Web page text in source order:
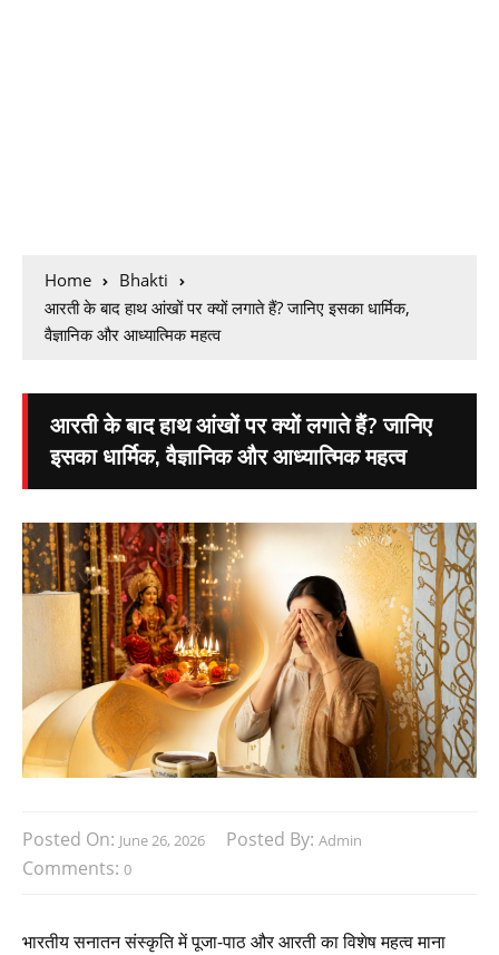
Home
Bhakti
आरती के बाद हाथ आंखों पर क्यों लगाते हैं? जानिए इसका धार्मिक,
वैज्ञानिक और आध्यात्मिक महत्व
आरती के बाद हाथ आंखों पर क्यों लगाते हैं? जानिए
इसका धार्मिक, वैज्ञानिक और आध्यात्मिक महत्व
Posted On: June 26, 2026 Posted By: Admin
Comments: 0
भारतीय सनातन संस्कृति में पूजा-पाठ और आरती का विशेष महत्व माना